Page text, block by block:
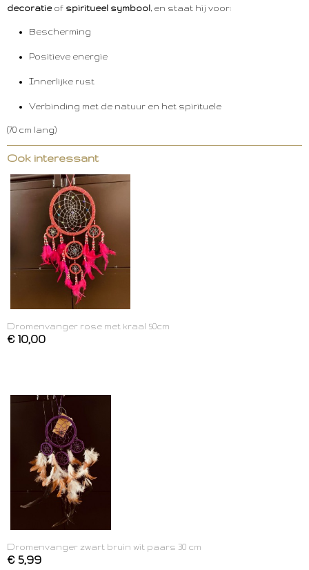
decoratieof spiritueel symbool, en staat hij voor:
Bescherming
Positieve energie
Innerlijke rust
Verbinding met de natuur en het spirituele
(70 cm lang)
Ook interessant
Dromenvanger rose met kraal 50cm
€ 10,00
Dromenvanger zwart bruin wit paars 30 cm
€ 5,99